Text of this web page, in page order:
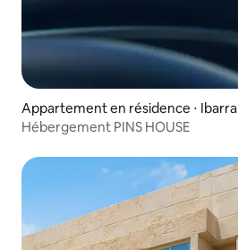
Appartement en résidence ⋅ Ibarra
Hébergement PINS HOUSE